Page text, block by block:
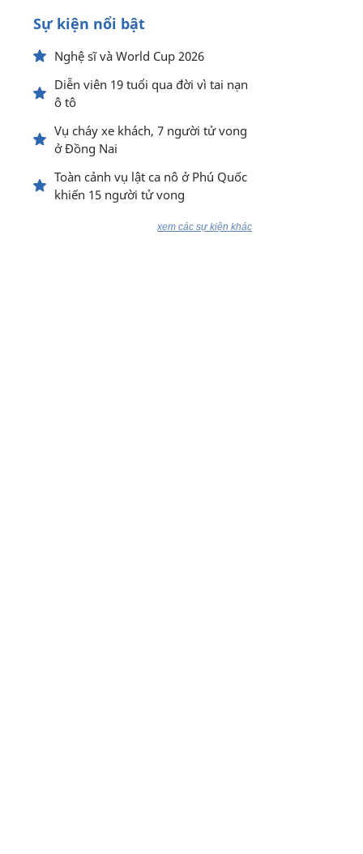
Sự kiện nổi bật
Nghệ sĩ và World Cup 2026
Diễn viên 19 tuổi qua đời vì tai nạn
ô tô
Vụ cháy xe khách, 7 người tử vong
ở Đồng Nai
Toàn cảnh vụ lật ca nô ở Phú Quốc
khiến 15 người tử vong
xem các sự kiện khác